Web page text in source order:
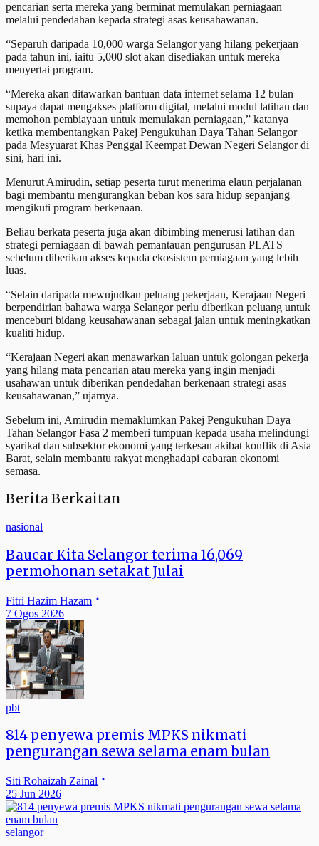
pencarian serta mereka yang berminat memulakan perniagaan
melalui pendedahan kepada strategi asas keusahawanan.
“Separuh daripada 10,000 warga Selangor yang hilang pekerjaan
pada tahun ini, iaitu 5,000 slot akan disediakan untuk mereka
menyertai program.
“Mereka akan ditawarkan bantuan data internet selama 12 bulan
supaya dapat mengakses platform digital, melalui modul latihan dan
memohon pembiayaan untuk memulakan perniagaan,” katanya
ketika membentangkan Pakej Pengukuhan Daya Tahan Selangor
pada Mesyuarat Khas Penggal Keempat Dewan Negeri Selangor di
sini, hari ini.
Menurut Amirudin, setiap peserta turut menerima elaun perjalanan
bagi membantu mengurangkan beban kos sara hidup sepanjang
mengikuti program berkenaan.
Beliau berkata peserta juga akan dibimbing menerusi latihan dan
strategi perniagaan di bawah pemantauan pengurusan PLATS
sebelum diberikan akses kepada ekosistem perniagaan yang lebih
luas.
“Selain daripada mewujudkan peluang pekerjaan, Kerajaan Negeri
berpendirian bahawa warga Selangor perlu diberikan peluang untuk
menceburi bidang keusahawanan sebagai jalan untuk meningkatkan
kualiti hidup.
“Kerajaan Negeri akan menawarkan laluan untuk golongan pekerja
yang hilang mata pencarian atau mereka yang ingin menjadi
usahawan untuk diberikan pendedahan berkenaan strategi asas
keusahawanan,” ujarnya.
Sebelum ini, Amirudin memaklumkan Pakej Pengukuhan Daya
Tahan Selangor Fasa 2 memberi tumpuan kepada usaha melindungi
syarikat dan subsektor ekonomi yang terkesan akibat konflik di Asia
Barat, selain membantu rakyat menghadapi cabaran ekonomi
semasa.
Berita Berkaitan
nasional
Baucar Kita Selangor terima 16,069
permohonan setakat Julai
Fitri Hazim Hazam
7 Ogos 2026
pbt
814 penyewa premis MPKS nikmati
pengurangan sewa selama enam bulan
Siti Rohaizah Zainal
25 Jun 2026
selangor